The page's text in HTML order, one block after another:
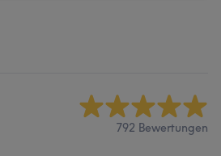
792 Bewertungen